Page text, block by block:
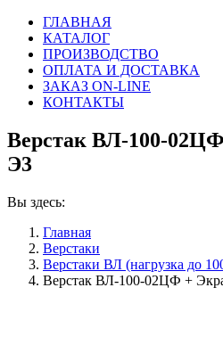
ГЛАВНАЯ
КАТАЛОГ
ПРОИЗВОДСТВО
ОПЛАТА И ДОСТАВКА
ЗАКАЗ ON-LINE
КОНТАКТЫ
Верстак ВЛ-100-
Э3
Вы здесь:
Главная
Верстаки
Верстаки ВЛ (нагрузка до
Верстак ВЛ-100-02ЦФ +